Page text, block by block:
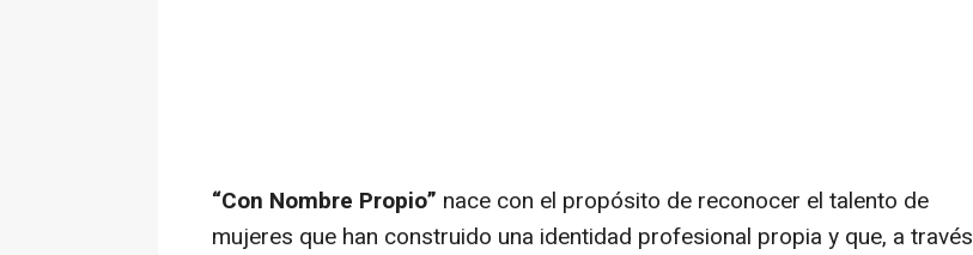
“Con Nombre Propio” nace con el propósito de reconocer el talento de
mujeres que han construido una identidad profesional propia y que, a través